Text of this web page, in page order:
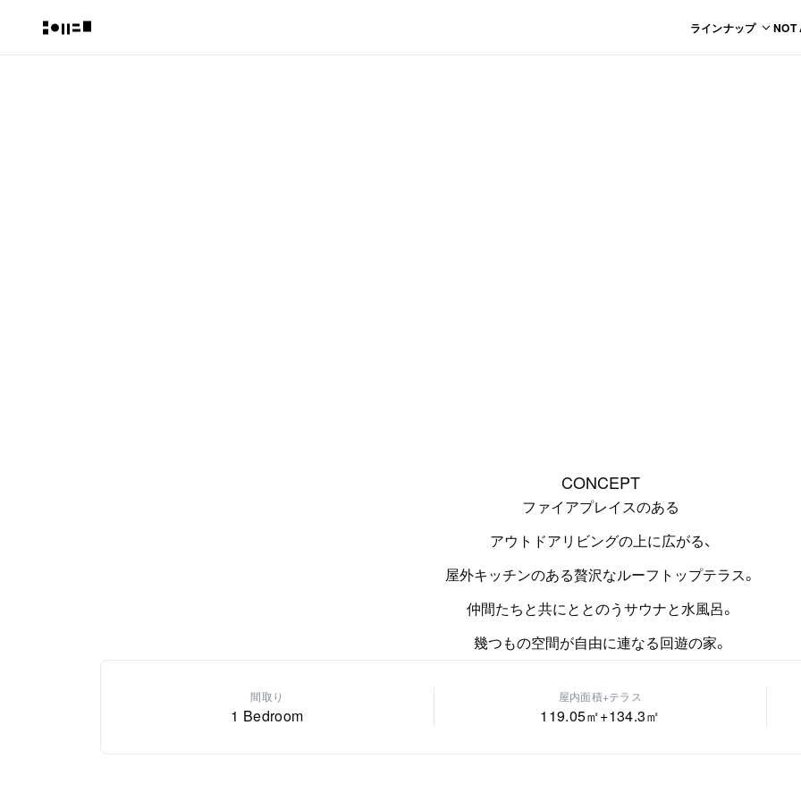
ラインナップ NOT
CONCEPT
ファイアプレイスのある
アウトドアリビングの上に広がる、
屋外キッチンのある贅沢なルーフトップテラス。
仲間たちと共にととのうサウナと水風呂。
幾つもの空間が自由に連なる回遊の家。
映像を再生する
間取り
1 Bedroom
屋内面積+テラス
119.05㎡+134.3㎡